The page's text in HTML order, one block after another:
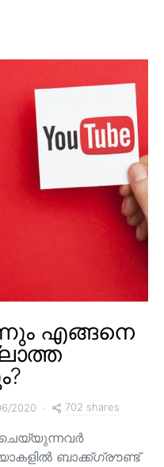
എങ്ങനെ
2020 702 shares
ബാക്ക്ഗ്രൗണ്ട്